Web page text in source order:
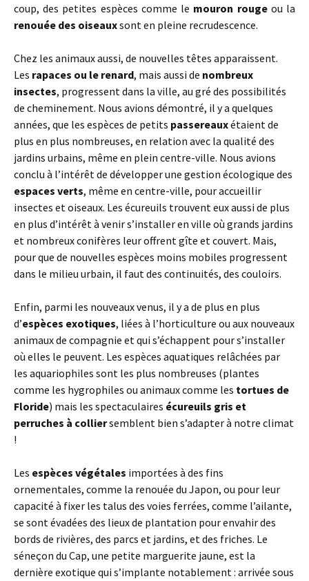
coup, des petites espèces comme le mouron rougeou la
renouée des oiseauxsont en pleine recrudescence.
Chez les animaux aussi, de nouvelles têtes apparaissent.
Les rapaces ou le renard, mais aussi de nombreux
insectes, progressent dans la ville, au gré des possibilités
de cheminement. Nous avions démontré, il y a quelques
années, que les espèces de petits passereauxétaient de
plus en plus nombreuses, en relation avec la qualité des
jardins urbains, même en plein centre-ville. Nous avions
conclu à l’intérêt de développer une gestion écologique des
espaces verts, même en centre-ville, pour accueillir
insectes et oiseaux. Les écureuils trouvent eux aussi de plus
en plus d’intérêt à venir s’installer en ville où grands jardins
et nombreux conifères leur offrent gîte et couvert. Mais,
pour que de nouvelles espèces moins mobiles progressent
dans le milieu urbain, il faut des continuités, des couloirs.
Enfin, parmi les nouveaux venus, il y a de plus en plus
d’espèces exotiques, liées à l’horticulture ou aux nouveaux
animaux de compagnie et qui s’échappent pour s’installer
où elles le peuvent. Les espèces aquatiques relâchées par
les aquariophiles sont les plus nombreuses (plantes
comme les hygrophiles ou animaux comme les tortues de
Floride) mais les spectaculaires écureuils gris et
perruches à colliersemblent bien s’adapter à notre climat
!
Les espèces végétales importées à des fins
ornementales, comme la renouée du Japon, ou pour leur
capacité à fixer les talus des voies ferrées, comme l’ailante,
se sont évadées des lieux de plantation pour envahir des
bords de rivières, des parcs et jardins, et des friches. Le
séneçon du Cap, une petite marguerite jaune, est la
dernière exotique qui s’implante notablement : arrivée sous